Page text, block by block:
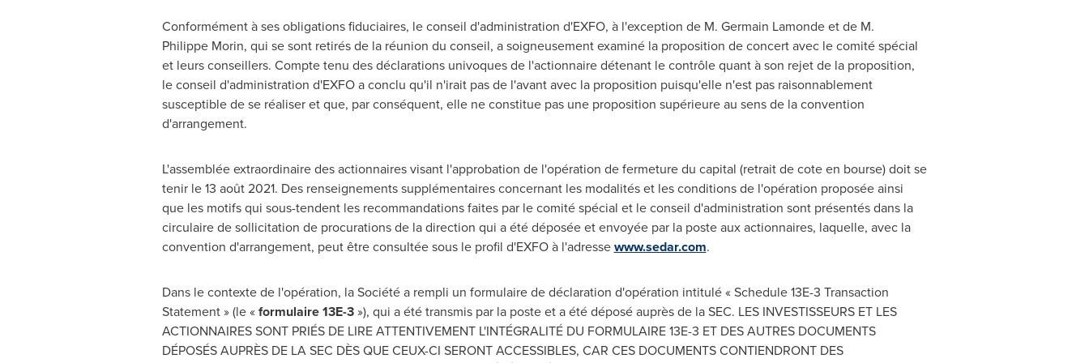
Conformément à ses obligations fiduciaires, le conseil d'administration d'EXFO, à l'exception de M. Germain Lamonde et de M.
Philippe Morin, qui se sont retirés de la réunion du conseil, a soigneusement examiné la proposition de concert avec le comité spécial
et leurs conseillers. Compte tenu des déclarations univoques de l'actionnaire détenant le contrôle quant à son rejet de la proposition,
le conseil d'administration d'EXFO a conclu qu'il n'irait pas de l'avant avec la proposition puisqu'elle n'est pas raisonnablement
susceptible de se réaliser et que, par conséquent, elle ne constitue pas une proposition supérieure au sens de la convention
d'arrangement.
L'assemblée extraordinaire des actionnaires visant l'approbation de l'opération de fermeture du capital (retrait de cote en bourse) doit se
tenir le 13 août 2021. Des renseignements supplémentaires concernant les modalités et les conditions de l'opération proposée ainsi
que les motifs qui sous-tendent les recommandations faites par le comité spécial et le conseil d'administration sont présentés dans la
circulaire de sollicitation de procurations de la direction qui a été déposée et envoyée par la poste aux actionnaires, laquelle, avec la
convention d'arrangement, peut être consultée sous le profil d'EXFO à l'adressewww.sedar.com.
Dans le contexte de l'opération, la Société a rempli un formulaire de déclaration d'opération intitulé « Schedule 13E-3 Transaction
Statement » (le «formulaire 13E-3»), qui a été transmis par la poste et a été déposé auprès de la SEC. LES INVESTISSEURS ET LES
ACTIONNAIRES SONT PRIÉS DE LIRE ATTENTIVEMENT L'INTÉGRALITÉ DU FORMULAIRE 13E-3 ET DES AUTRES DOCUMENTS
DÉPOSÉS AUPRÈS DE LA SEC DÈS QUE CEUX-CI SERONT ACCESSIBLES, CAR CES DOCUMENTS CONTIENDRONT DES